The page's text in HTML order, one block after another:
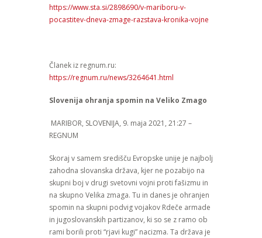
https://www.sta.si/2898690/v-mariboru-v-
pocastitev-dneva-zmage-razstava-kronika-vojne
Članek iz regnum.ru:
https://regnum.ru/news/3264641.html
Slovenija ohranja spomin na Veliko Zmago
MARIBOR, SLOVENIJA, 9. maja 2021, 21:27 –
REGNUM
Skoraj v samem središču Evropske unije je najbolj
zahodna slovanska država, kjer ne pozabijo na
skupni boj v drugi svetovni vojni proti fašizmu in
na skupno Velika zmaga. Tu in danes je ohranjen
spomin na skupni podvig vojakov Rdeče armade
in jugoslovanskih partizanov, ki so se z ramo ob
rami borili proti “rjavi kugi” nacizma. Ta država je